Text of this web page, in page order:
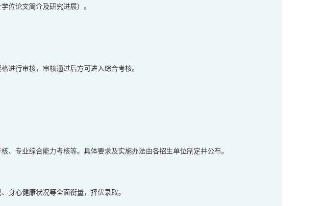
位论文简介及研究进展）。
进行审核，审核通过后方可进入综合考核。
、专业综合能力考核等。具体要求及实施办法由各招生单位制定并公布。
身心健康状况等全面衡量，择优录取。